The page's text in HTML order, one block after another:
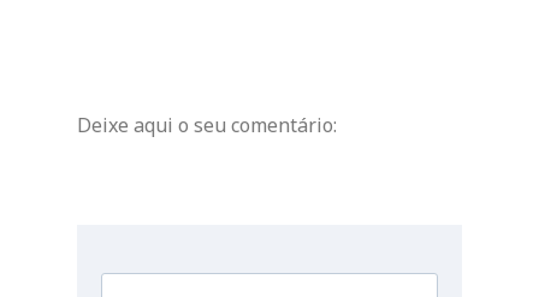
Deixe aqui o seu comentário: